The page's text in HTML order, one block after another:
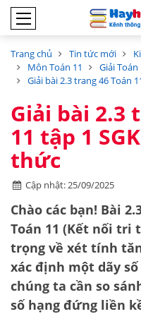
Trang chủ Tin tức mới
Môn Toán 11
Giải
Giải bài 2.3 trang 46 Toán
Giải bài 2.3
11 tập 1
thức
Cập nhật: 25/09/2025
Chào các bạn! Bài
Toán 11 (Kết nối tri
trọng về xét tính
xác định một dãy
chúng ta cần so
số hạng đứng liền